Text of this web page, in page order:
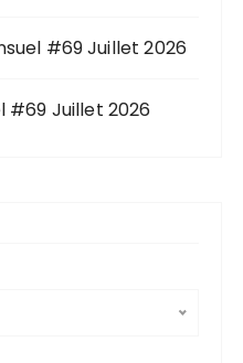
#69 Juillet 2026
#69 Juillet 2026